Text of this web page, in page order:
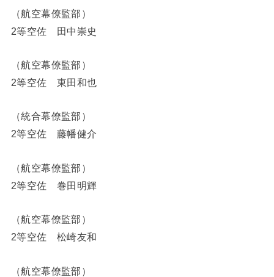
（航空幕僚監部）
2等空佐 田中崇史
（航空幕僚監部）
2等空佐 東田和也
（統合幕僚監部）
2等空佐 藤幡健介
（航空幕僚監部）
2等空佐 巻田明輝
（航空幕僚監部）
2等空佐 松崎友和
（航空幕僚監部）